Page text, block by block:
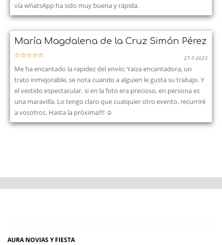
vía whatsApp ha sido muy buena y rápida.
María Magdalena de la Cruz Simón Pérez
27-7-2023
Me ha encantado la rapidez del envío; Yaiza encantadora, un
trato inmejorable, se nota cuando a alguien le gusta su trabajo. Y
el vestido espectacular, si en la foto era precioso, en persona es
una maravilla. Lo tengo claro que cualquier otro evento, recurriré
a vosotros. Hasta la próxima!!!! ☺️
AURA NOVIAS Y FIESTA